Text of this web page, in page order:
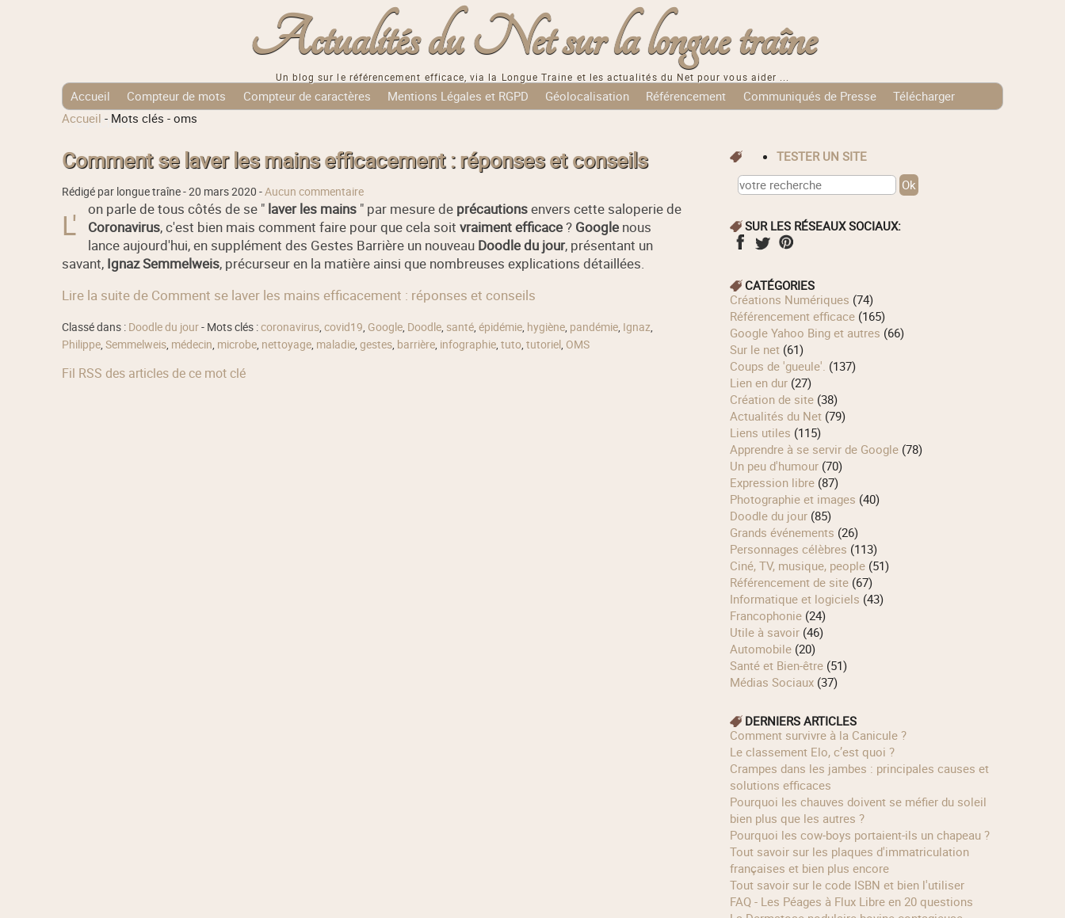
Actualités du Net sur la longue traîne
Un blog sur le référencement efficace, via la Longue Traine et les actualités du Net pour vous aider ...
Accueil Compteur de mots Compteur de caractères Mentions Légales et RGPD Géolocalisation Référencement Communiqués de Presse
Télécharger
Tags Cloud
Accueil - Mots clés - oms
Comment se laver les mains efficacement : réponses et conseils
Rédigé par longue traîne -20 mars 2020 -Aucun commentaire
L' on parle de tous côtés de se " laver les mains" par mesure de précautionsenvers cette saloperie de
Coronavirus, c'est bien mais comment faire pour que cela soit vraiment efficace? Googlenous
lance aujourd'hui, en supplément des Gestes Barrière un nouveau Doodle du jour, présentant un
savant, Ignaz Semmelweis, précurseur en la matière ainsi que nombreuses explications détaillées.
Lire la suite de Comment se laver les mains efficacement : réponses et conseils
Classé dans : Doodle du jour- Mots clés :coronavirus, covid19, Google, Doodle, santé, épidémie, hygiène, pandémie, Ignaz,
Philippe, Semmelweis, médecin, microbe, nettoyage, maladie, gestes, barrière, infographie, tuto, tutoriel, OMS
Fil RSS des articles de ce mot clé
TESTER UN SITE
SUR LES RÉSEAUX SOCIAUX:
CATÉGORIES
Créations Numériques (74)
Référencement efficace(165)
Google Yahoo Bing et autres (66)
Sur le net(61)
Coups de 'gueule'. (137)
Lien en dur(27)
Création de site(38)
Actualités du Net(79)
Liens utiles (115)
Apprendre à se servir de Google(78)
Un peu d'humour(70)
Expression libre(87)
Photographie et images (40)
Doodle du jour(85)
Grands événements (26)
Personnages célèbres (113)
Ciné, TV, musique, people(51)
Référencement de site(67)
Informatique et logiciels (43)
Francophonie(24)
Utile à savoir(46)
Automobile(20)
Santé et Bien-être(51)
Médias Sociaux(37)
DERNIERS ARTICLES
Comment survivre à la Canicule ?
Le classement Elo, c’est quoi ?
Crampes dans les jambes : principales causes et
solutions efficaces
Pourquoi les chauves doivent se méfier du soleil
bien plus que les autres ?
Pourquoi les cow‑boys portaient‑ils un chapeau ?
Tout savoir sur les plaques d'immatriculation
françaises et bien plus encore
Tout savoir sur le code ISBN et bien l'utiliser
FAQ - Les Péages à Flux Libre en 20 questions